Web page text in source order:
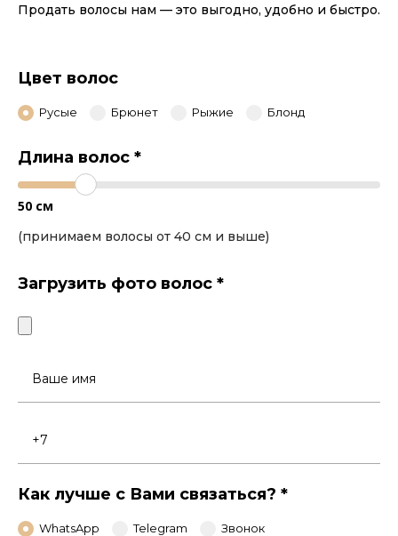
Продать волосы нам — это выгодно, удобно и быстро.
Цвет волос
Русые Брюнет Рыжие Блонд
Длина волос *
50 см
(принимаем волосы от 40 см и выше)
Загрузить фото волос *
Ваше
имя
Номер
телефона
Как лучше с Вами связаться? *
WhatsApp Telegram Звонок